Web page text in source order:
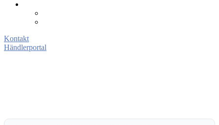
Kontakt
Händlerportal